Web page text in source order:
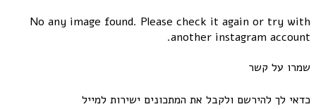
No any image found. Please check it again or try with
another instagram account.
שמרו על קשר
כדאי לך להירשם ולקבל את המתכונים ישירות למייל